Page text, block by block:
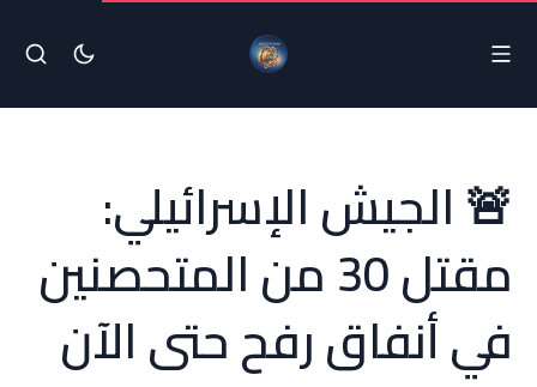
🚨 الجيش الإسرائيلي:
مقتل 30 من المتحصنين
في أنفاق رفح حتى الآن